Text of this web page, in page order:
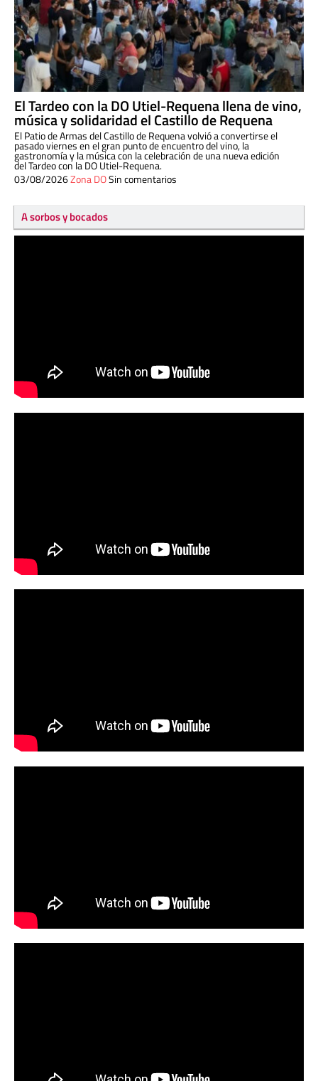
El Tardeo con la DO Utiel-Requena llena de vino,
música y solidaridad el Castillo de Requena
El Patio de Armas del Castillo de Requena volvió a convertirse el
pasado viernes en el gran punto de encuentro del vino, la
gastronomía y la música con la celebración de una nueva edición
del Tardeo con la DO Utiel-Requena.
03/08/2026Zona DOSin comentarios
A sorbos y bocados